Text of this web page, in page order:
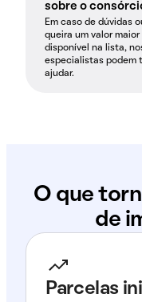
sobre o
Em caso de dúvidas
queira um valor maior
disponível na lista,
especialistas podem
ajudar.
O que
de
Parcelas